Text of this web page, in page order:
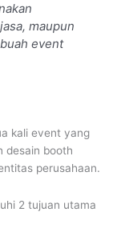
maupun
event
kali event yang
desain booth
perusahaan.
2 tujuan utama